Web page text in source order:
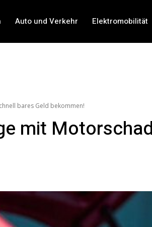
Auto und Verkehr Elektromobilität
bares Geld bekommen!
mit